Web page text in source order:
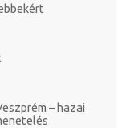
– hazai